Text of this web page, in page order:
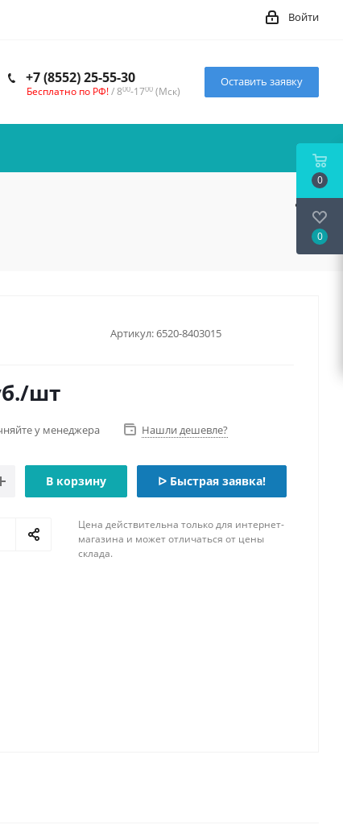
Войти
+7 (8552) 25-55-30
Бесплатно по РФ!/ 800-1700 (Мск)
Оставить заявку
Артикул:6520-8403015
/шт
у менеджера Нашли дешевле?
В корзину ᐅ Быстрая заявка!
Цена действительна только для интернет-
магазина и может отличаться от цены
склада.
0
0